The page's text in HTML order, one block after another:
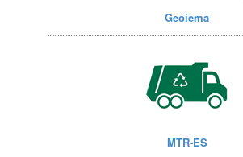
Geoiema
MTR-ES